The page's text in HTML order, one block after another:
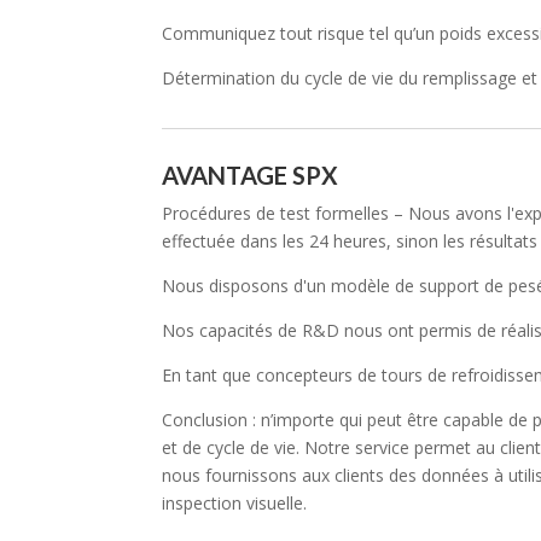
Communiquez tout risque tel qu’un poids
Détermination du cycle de vie du remplissage
AVANTAGE SPX
Procédures de test formelles – Nous avons
effectuée dans les 24 heures, sinon les
Nous disposons d'un modèle de support de
Nos capacités de R&D nous ont permis de
En tant que concepteurs de tours de
Conclusion : n’importe qui peut être capable
et de cycle de vie. Notre service permet au
nous fournissons aux clients des données à
inspection visuelle.